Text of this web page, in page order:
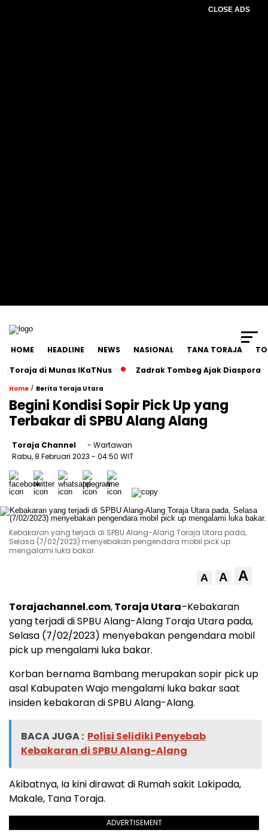
CLOSE ADS
HOME HEADLINE NEWS NASIONAL TANA TORAJA
di Munas IKaTNus
Zadrak Tombeg Ajak Diaspora
Home / Berita Toraja Utara
Begini Kondisi Sopir Pick Up yang
Terbakar di SPBU Alang Alang
Toraja Channel
- Wartawan
Rabu, 8 Februari 2023 - 04:50 WIT
Kebakaran yang terjadi di SPBU Alang-Alang Toraja Utara pada,
Selasa (7/02/2023) menyebakan pengendara mobil pick up
mengalami luka bakar.
A A A
Torajachannel.com,Toraja Utara–Kebakaran
yang terjadi di SPBU Alang-Alang Toraja Utara pada,
Selasa (7/02/2023) menyebakan pengendara mobil
pick up mengalami luka bakar.
Korban bernama Bambang merupakan sopir pick up
asal Kabupaten Wajo mengalami luka bakar saat
insiden kebakaran di SPBU Alang-Alang.
BACA JUGA : Polisi Selidiki Penyebab
Kebakaran di SPBU Alang-Alang
Akibatnya, Ia kini dirawat di Rumah sakit Lakipada,
Makale, Tana Toraja.
ADVERTISEMENT